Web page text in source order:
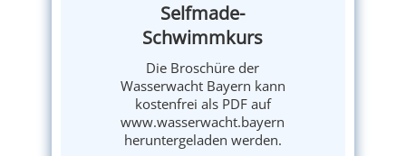
Selfmade-
Schwimmkurs
Die Broschüre der
Wasserwacht Bayern kann
kostenfrei als PDF auf
www.wasserwacht.bayern
heruntergeladen werden.